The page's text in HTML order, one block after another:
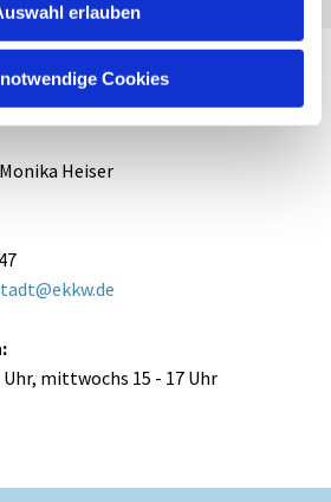
erlauben
Cookies
Heiser
mittwochs 15 - 17 Uhr